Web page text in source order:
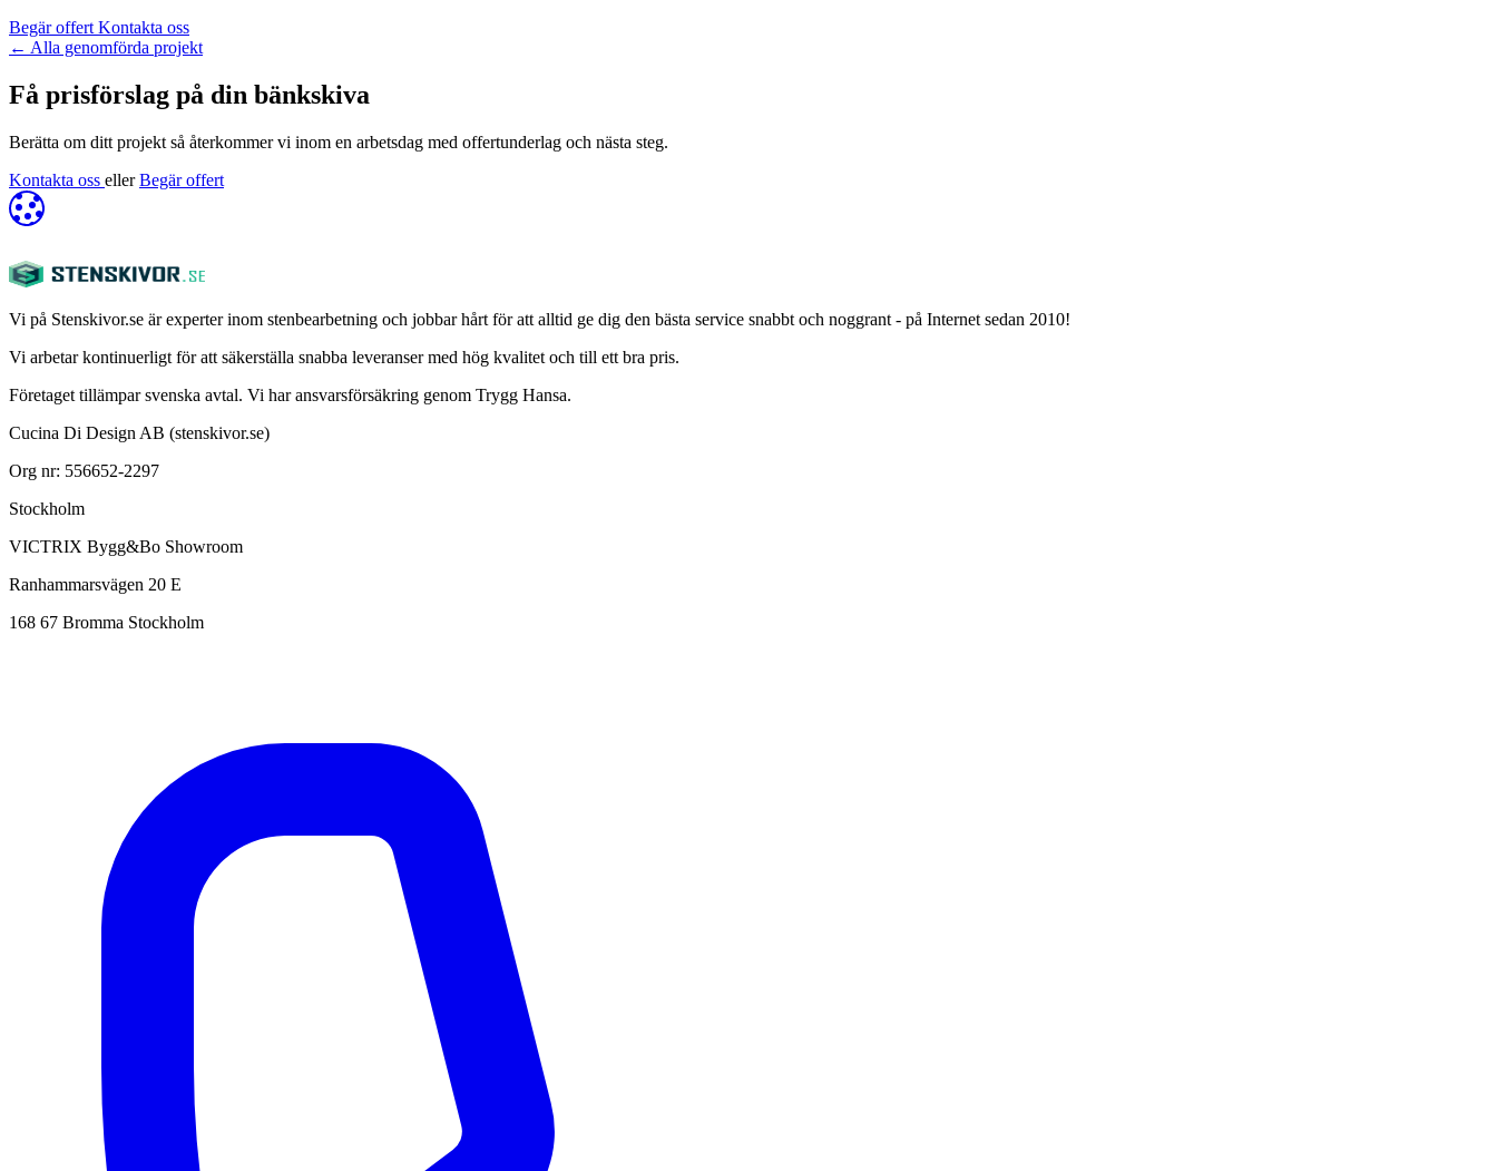
Begär offert Kontakta oss
← Alla genomförda projekt
Få prisförslag på din bänkskiva
Berätta om ditt projekt så återkommer vi inom en arbetsdag med offertunderlag och nästa steg.
Kontakta oss eller Begär offert
Vi på Stenskivor.se är experter inom stenbearbetning och jobbar hårt för att alltid ge dig den bästa service snabbt och noggrant - på Internet sedan 2010!
Vi arbetar kontinuerligt för att säkerställa snabba leveranser med hög kvalitet och till ett bra pris.
Företaget tillämpar svenska avtal. Vi har ansvarsförsäkring genom Trygg Hansa.
Cucina Di Design AB (stenskivor.se)
Org nr: 556652-2297
Stockholm
VICTRIX Bygg&Bo Showroom
Ranhammarsvägen 20 E
168 67 Bromma Stockholm